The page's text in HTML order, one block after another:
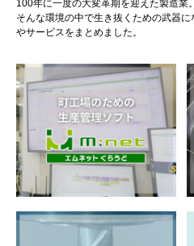
100年に一度の大変革期を迎えた製造業。
そんな環境の中で生き抜くための武器
やサービスをまとめました。